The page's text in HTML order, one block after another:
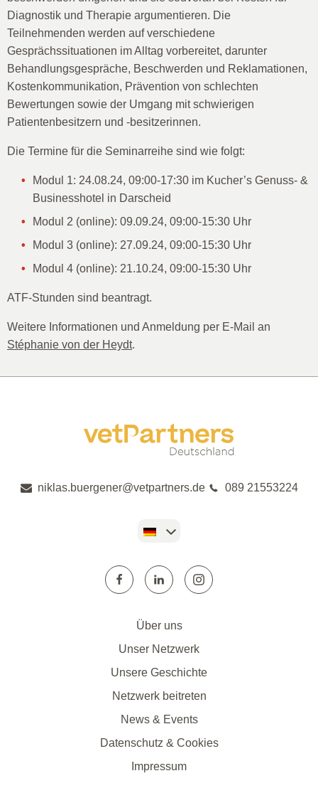
Diagnostik und Therapie argumentieren. Die
Teilnehmenden werden auf verschiedene
Gesprächssituationen im Alltag vorbereitet, darunter
Behandlungsgespräche, Beschwerden und Reklamationen,
Kostenkommunikation, Prävention von schlechten
Bewertungen sowie der Umgang mit schwierigen
Patientenbesitzern und -besitzerinnen.
Die Termine für die Seminarreihe sind wie folgt:
Modul 1: 24.08.24, 09:00-17:30 im Kucher’s Genuss- &
Businesshotel in Darscheid
Modul 2 (online): 09.09.24, 09:00-15:30 Uhr
Modul 3 (online): 27.09.24, 09:00-15:30 Uhr
Modul 4 (online): 21.10.24, 09:00-15:30 Uhr
ATF-Stunden sind beantragt.
Weitere Informationen und Anmeldung per E-Mail an
Stéphanie von der Heydt.
niklas.buergener@vetpartners.de 089 21553224
Über uns
Unser Netzwerk
Unsere Geschichte
Netzwerk beitreten
News & Events
Datenschutz & Cookies
Impressum